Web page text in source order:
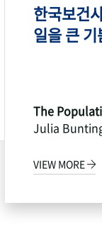
한국보건
일을 큰
The
Julia
VIEW MORE